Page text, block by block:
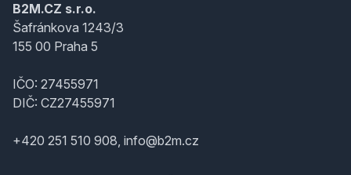
B2M.CZ s.r.o.
Šafránkova 1243/3
155 00 Praha 5
IČO: 27455971
DIČ: CZ27455971
+420 251 510 908, info@b2m.cz